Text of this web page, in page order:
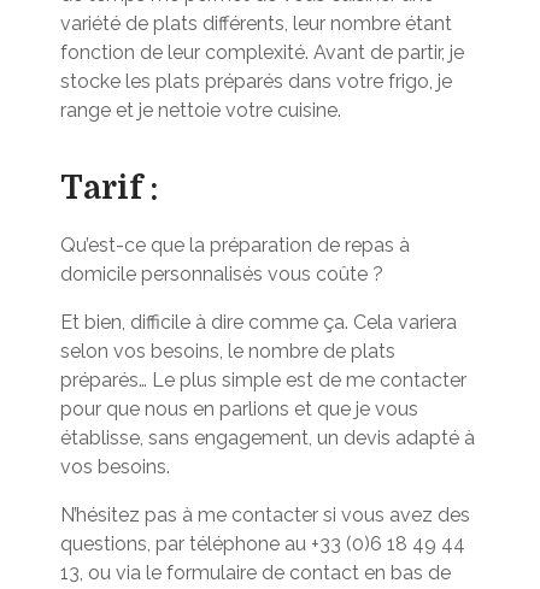
variété de plats différents, leur nombre étant
fonction de leur complexité. Avant de partir, je
stocke les plats préparés dans votre frigo, je
range et je nettoie votre cuisine.
Tarif :
Qu’est-ce que la préparation de repas à
domicile personnalisés vous coûte ?
Et bien, difficile à dire comme ça. Cela variera
selon vos besoins, le nombre de plats
préparés… Le plus simple est de me contacter
pour que nous en parlions et que je vous
établisse, sans engagement, un devis adapté à
vos besoins.
N’hésitez pas à me contacter si vous avez des
questions, par téléphone au +33 (0)6 18 49 44
13, ou via le formulaire de contact en bas de